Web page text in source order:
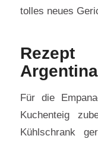
tolles neues
Rezept
Für die
Kuchenteig
Kühlschrank